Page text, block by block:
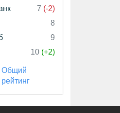
7 (-2)
8
9
10 (+2)
Общий
рейтинг